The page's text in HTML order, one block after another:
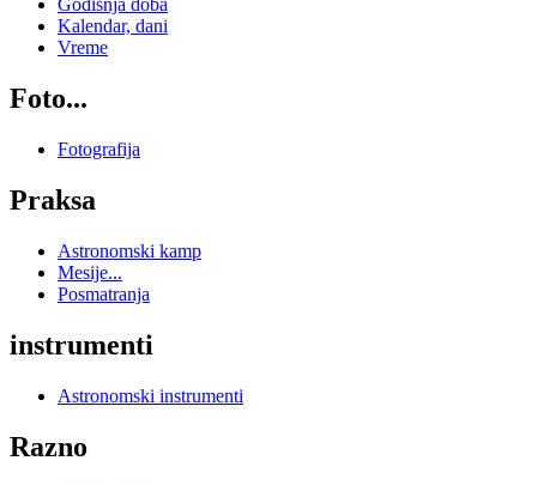
Godišnja doba
Kalendar, dani
Vreme
Foto...
Fotografija
Praksa
Astronomski kamp
Mesije...
Posmatranja
instrumenti
Astronomski instrumenti
Razno